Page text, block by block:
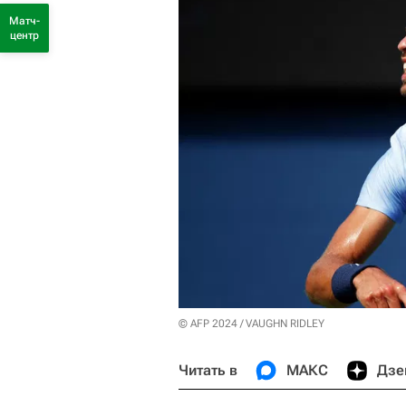
© AFP 2024 / VAUGHN RIDLEY
Читать в МАКС
Матч-
центр